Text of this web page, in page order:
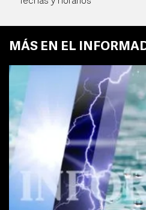
MÁS EN EL